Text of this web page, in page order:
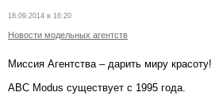
18.09.2014 в 16:20
Новости модельных агентств
Миссия Агентства – дарить миру красоту!
ABC Modus существует с 1995 года.